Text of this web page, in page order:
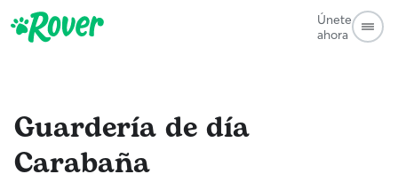
Únete
ahora
Guardería de día
Carabaña